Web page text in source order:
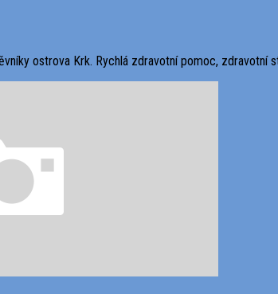
ostrova Krk. Rychlá zdravotní pomoc, zdravotní